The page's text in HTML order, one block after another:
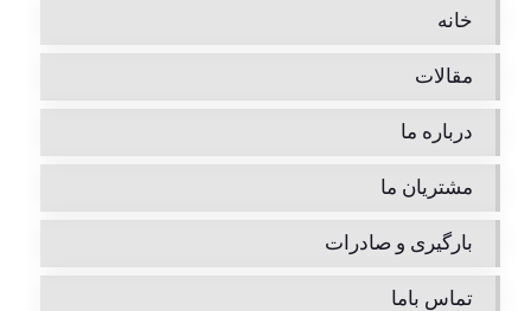
خانه
مقالات
درباره ما
مشتریان ما
بارگیری و صادرات
تماس باما